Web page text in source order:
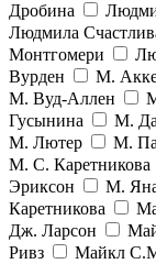
Дробина
Людмила
Монтгомери
Вурден
М.
М. Вуд-Аллен
Гусынина
М.
М. Лютер
М.
М. С. Каретникова
Эриксон
М.
Каретникова
Дж. Ларсон
Ривз
Майкл